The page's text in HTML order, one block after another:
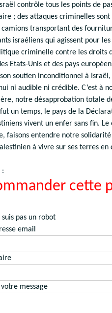
contrôle tous les points de
; des attaques criminelles
camions transportant des
israéliens qui agissent pour
criminelle contre les droits
Etats-Unis et des pays
soutien inconditionnel à
ni audible ni crédible. C’est à
notre désapprobation totale
un temps, le pays de la
vivent un enfer sans fin.
faisons entendre notre
à vivre sur ses terres
:
cette
suis pas un robot
email
message